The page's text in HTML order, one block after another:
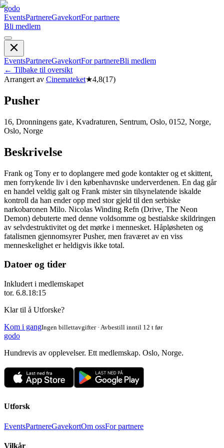
godo
EventsPartnereGavekortFor partnere
Bli medlem
EventsPartnereGavekortFor partnereBli medlem
← Tilbake til oversikt
Arrangert av Cinemateket★4,8(17)
Pusher
16, Dronningens gate, Kvadraturen, Sentrum, Oslo, 0152, Norge,
Oslo, Norge
Beskrivelse
Frank og Tony er to doplangere med gode kontakter og et skittent,
men forrykende liv i den københavnske underverdenen. En dag går
en handel veldig galt og Frank mister sin tilsynelatende iskalde
kontroll da han ender opp med stor gjeld til den serbiske
narkobaronen Milo. Nicolas Winding Refn (Drive, The Neon
Demon) debuterte med denne voldsomme og bestialske skildringen
av selvdestruktivitet og det mørke i mennesket. Håpløsheten og
fatalismen gjennomsyrer Pusher, men fraværet av en viss
menneskelighet er heldigvis ikke total.
Datoer og tider
Inkludert i medlemskapet
tor. 6.8.18:15
Klar til å Utforske?
Kom i gangIngen billettavgifter · Avbestill inntil 12 t før
godo
Hundrevis av opplevelser. Ett medlemskap. Oslo, Norge.
Utforsk
EventsPartnereGavekortOm ossFor partnere
Vilkår